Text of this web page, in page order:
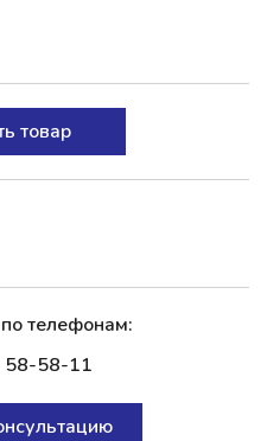
товар
телефонам:
58-58-11